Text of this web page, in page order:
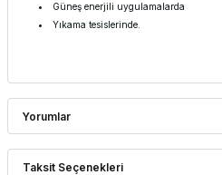
Güneş enerjili uygulamalarda
Yıkama tesislerinde.
Yorumlar
Taksit Seçenekleri